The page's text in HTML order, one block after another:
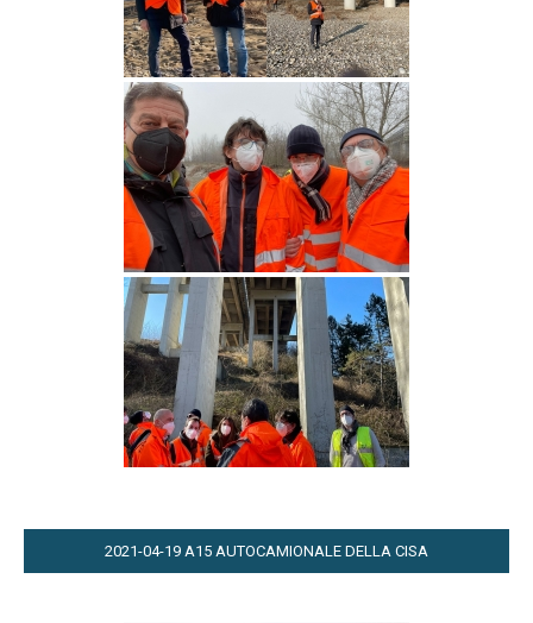
2021-04-19 A15 AUTOCAMIONALE DELLA CISA